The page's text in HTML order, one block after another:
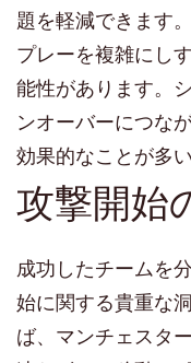
題を軽減できます。
プレーを複雑にし
能性があります。
ンオーバーにつな
効果的なことが多い
攻撃開始
成功したチームを
始に関する貴重な
ば、マンチェスタ